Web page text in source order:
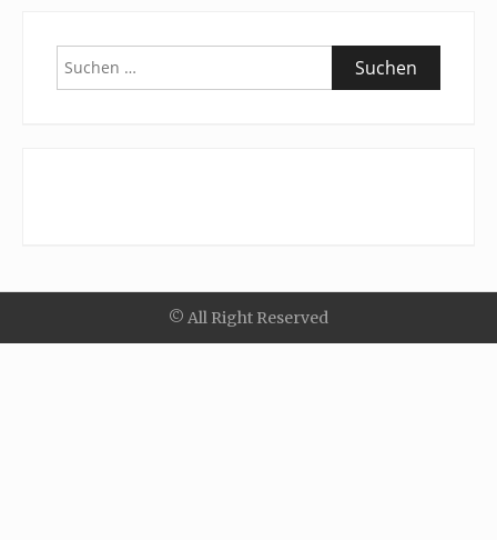
Suchen
nach:
© All Right Reserved